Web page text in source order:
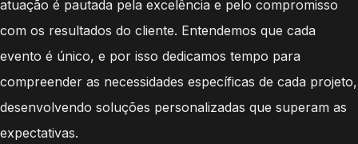
atuação é pautada pela excelência e pelo compromisso
com os resultados do cliente. Entendemos que cada
evento é único, e por isso dedicamos tempo para
compreender as necessidades específicas de cada projeto,
desenvolvendo soluções personalizadas que superam as
expectativas.